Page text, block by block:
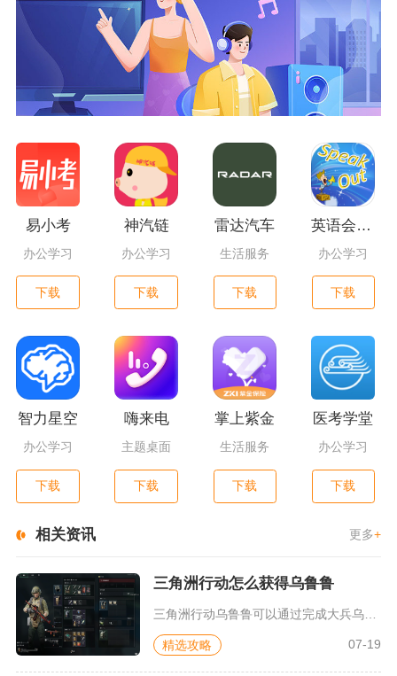
易小考
办公学习
下载
神汽链
办公学习
下载
雷达汽车
生活服务
下载
英语会话达人
办公学习
下载
智力星空
办公学习
下载
嗨来电
主题桌面
下载
掌上紫金
生活服务
下载
医考学堂
办公学习
下载
相关资讯 更多+
三角洲行动怎么获得乌鲁鲁
三角洲行动乌鲁鲁可以通过完成大兵乌鲁鲁系列限时任务免费解锁，...
精选攻略 07-19